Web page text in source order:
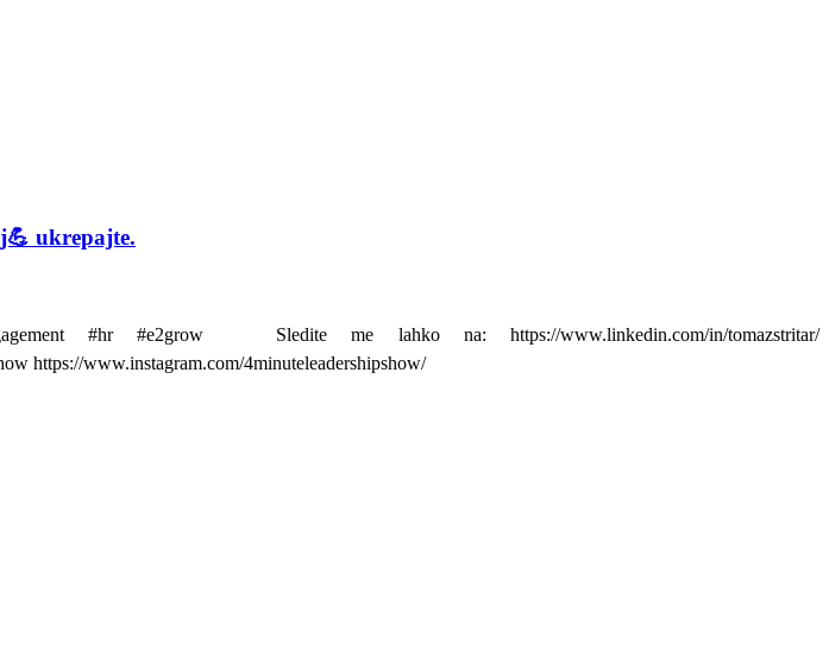
ukrepajte.
#hr #e2grow Sledite me lahko na: https://www.linkedin.com/in/tomazstritar/
https://www.instagram.com/4minuteleadershipshow/